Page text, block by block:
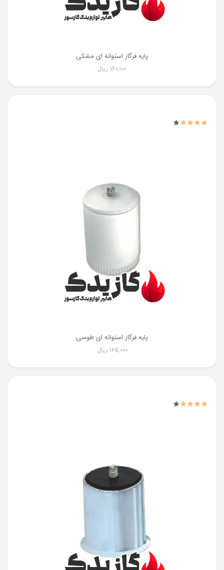
پایه فرگاز استوانه ای مشکی
160,000 ریال
پایه فرگاز استوانه ای طوسی
165,000 ریال